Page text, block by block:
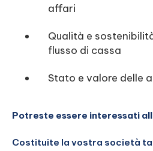
affari
Qualità e
flusso di cassa
Stato e valore delle
Potreste essere interessati
Costituite la vostra società